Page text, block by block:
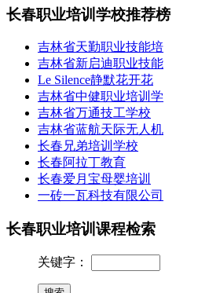
长春职业培训学校推荐榜
吉林省天勤职业技能培
吉林省新启迪职业技能
Le Silence静默花开花
吉林省中健职业培训学
吉林省万通技工学校
吉林省蓝航天际无人机
长春兄弟培训学校
长春阿拉丁教育
长春爱月宝母婴培训
一砖一瓦科技有限公司
长春职业培训课程检索
关键字：